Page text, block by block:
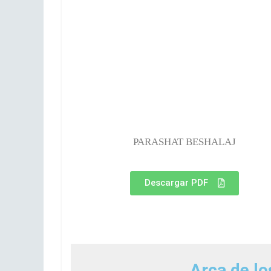
PARASHAT BESHALAJ
Descargar PDF